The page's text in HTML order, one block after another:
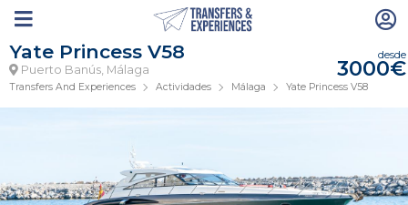
Yate Princess V58
Puerto Banús, Málaga
desde
3000€
Transfers And Experiences Actividades Málaga Yate Princess V58